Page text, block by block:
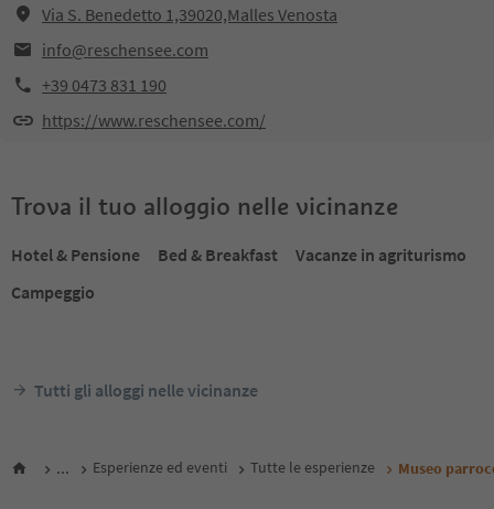
Via S. Benedetto 1,39020,Malles Venosta
info@reschensee.com
+39 0473 831 190
https://www.reschensee.com/
Trova il tuo alloggio nelle vicinanze
Hotel & Pensione Bed & Breakfast
Vacanze in agriturismo
Campeggio
Tutti gli alloggi nelle vicinanze
... Esperienze ed eventi Tutte le esperienze Museo